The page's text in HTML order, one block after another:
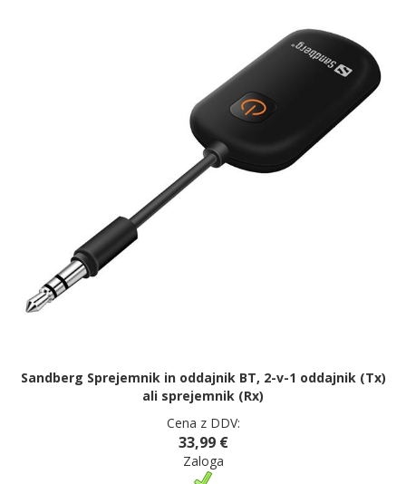
Sandberg Sprejemnik in oddajnik BT, 2-v-1 oddajnik (Tx)
ali sprejemnik (Rx)
Cena z DDV:
33,99 €
Zaloga